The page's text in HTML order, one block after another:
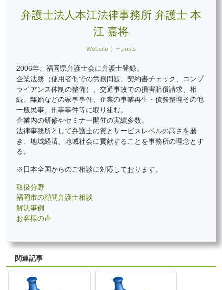
弁護士法人本江法律事務所 弁護士 本
江 嘉将
Website + posts
2006年、福岡県弁護士会に弁護士登録。
企業法務（使用者側での労務問題、契約書チェック、コンプ
ライアンス体制の整備）、交通事故での損害賠償請求、相
続、離婚などの家事事件、企業の事業再生・債務整理その他
一般民事、刑事事件等に取り組む。
企業内の研修やセミナー開催の実績多数。
法律事務所として弁護士の質とサービスレベルの高さを磨
き、地域経済、地域社会に貢献することを事務所の理念とす
る。
※日本全国からのご相談に対応しております。
取扱分野
福岡市の顧問弁護士相談
解決事例
お客様の声
関連記事